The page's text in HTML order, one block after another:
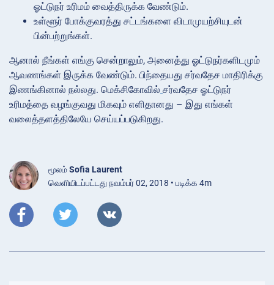
ஓட்டுநர் உரிமம் வைத்திருக்க வேண்டும்.
உள்ளூர் போக்குவரத்து சட்டங்களை விடாமுயற்சியுடன்
பின்பற்றுங்கள்.
ஆனால் நீங்கள் எங்கு சென்றாலும், அனைத்து ஓட்டுநர்களிடமும்
ஆவணங்கள் இருக்க வேண்டும். பிந்தையது சர்வதேச மாதிரிக்கு
இணங்கினால் நல்லது. மெக்சிகோவில் சர்வதேச ஓட்டுநர்
உரிமத்தை வழங்குவது மிகவும் எளிதானது – இது எங்கள்
வலைத்தளத்திலேயே செய்யப்படுகிறது.
மூலம்Sofia Laurent
வெளியிடப்பட்டது நவம்பர் 02, 2018 • படிக்க 4m